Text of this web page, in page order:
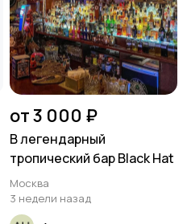
от 3 000 ₽
В легендарный
тропический бар Black Hat
Москва
3 недели назад